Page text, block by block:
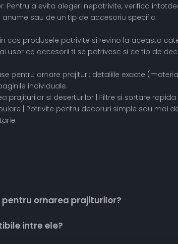
Pentru a evita alegeri nepotrivite, verifica
sau de un tip de accesoriu specific.
cos produsele potrivite si revino la aceasta
usor ce accesorii ti se potrivesc si ce tip de
pentru ornare prajituri; detaliile exacte
individuale.
prajiturilor si deserturilor | Filtre si sortare
| Potrivite pentru decoruri simple sau mai
ornarea prajiturilor?
intre ele?